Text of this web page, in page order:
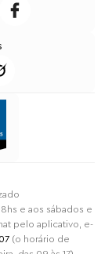
e aos sábados e
pelo aplicativo, e-
(o horário de